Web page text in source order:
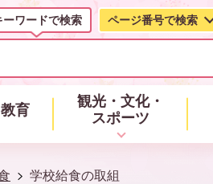
ーワードで検索 ページ番号で検索
育
観光・文化・
スポーツ
学校給食の取組